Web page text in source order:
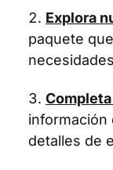
Explora
paquete
información
detalles de